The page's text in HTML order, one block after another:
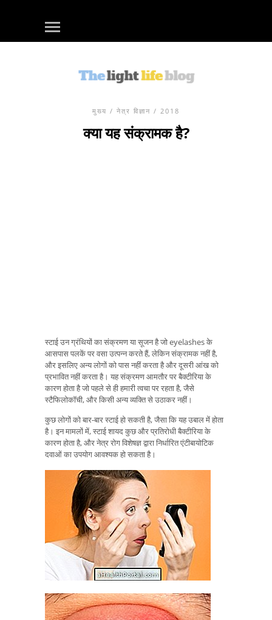
मुख्य / नेत्र विज्ञान / 2018
क्या यह संक्रामक है?
स्टाई उन ग्रंथियों का संक्रमण या सूजन है जो eyelashes के
आसपास पलकें पर वसा उत्पन्न करते हैं, लेकिन संक्रामक नहीं है,
और इसलिए अन्य लोगों को पास नहीं करता है और दूसरी आंख को
प्रभावित नहीं करता है। यह संक्रमण आमतौर पर बैक्टीरिया के
कारण होता है जो पहले से ही हमारी त्वचा पर रहता है, जैसे
स्टैफिलोकॉची, और किसी अन्य व्यक्ति से उठाकर नहीं।
कुछ लोगों को बार-बार स्टाई हो सकती है, जैसा कि यह उबाल में होता
है। इन मामलों में, स्टाई शायद कुछ और प्रतिरोधी बैक्टीरिया के
कारण होता है, और नेत्र रोग विशेषज्ञ द्वारा निर्धारित एंटीबायोटिक
दवाओं का उपयोग आवश्यक हो सकता है।